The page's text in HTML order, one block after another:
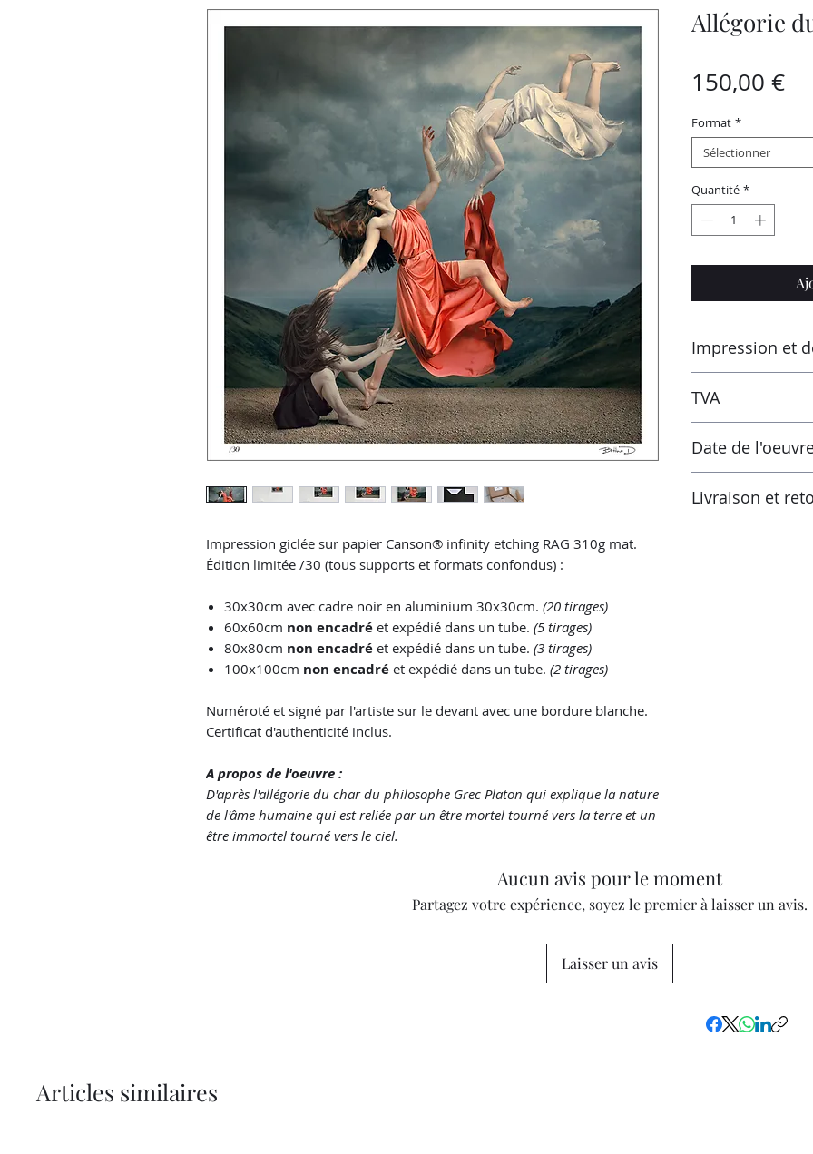
Impression giclée sur papier Canson® infinity etching RAG 310g mat.
Édition limitée /30 (tous supports et formats confondus) :
30x30cm avec cadre noir en aluminium 30x30cm. (20 tirages)
60x60cm non encadré et expédié dans un tube. (5 tirages)
80x80cm non encadré et expédié dans un tube. (3 tirages)
100x100cm non encadré et expédié dans un tube. (2 tirages)
Numéroté et signé par l'artiste sur le devant avec une bordure blanche.
Certificat d'authenticité inclus.
A propos de l'oeuvre :
D'après l'allégorie du char du philosophe Grec Platon qui explique la nature
de l'âme humaine qui est reliée par un être mortel tourné vers la terre et un
être immortel tourné vers le ciel.
Allégorie
150,00 €Prix
Format *
Sélectionner
Quantité *
Impression et
Montluçon
Laboratoire
Prêt à expédier
TVA
de la réception de
européenne, les
pays actuel
Date de
Livraison et
Aucun avis pour le moment
Partagez votre expérience, soyez le premier à laisser un avis.
Laisser un avis
Articles similaires